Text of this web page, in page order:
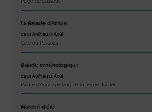
Plage du passous
La Balade d’Anton
du 12 Août au 15 Août
Cale du Passous
Balade ornithologique
du 12 Août au 12 Août
Pointe d'Agon (parking de la ferme Borde)
Marché d’été